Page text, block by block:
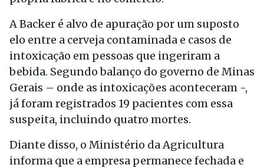
A Backer é alvo de apuração por um suposto
elo entre a cerveja contaminada e casos de
intoxicação em pessoas que ingeriram a
bebida. Segundo balanço do governo de Minas
Gerais – onde as intoxicações aconteceram -,
já foram registrados 19 pacientes com essa
suspeita, incluindo quatro mortes.
Diante disso, o Ministério da Agricultura
informa que a empresa permanece fechada e